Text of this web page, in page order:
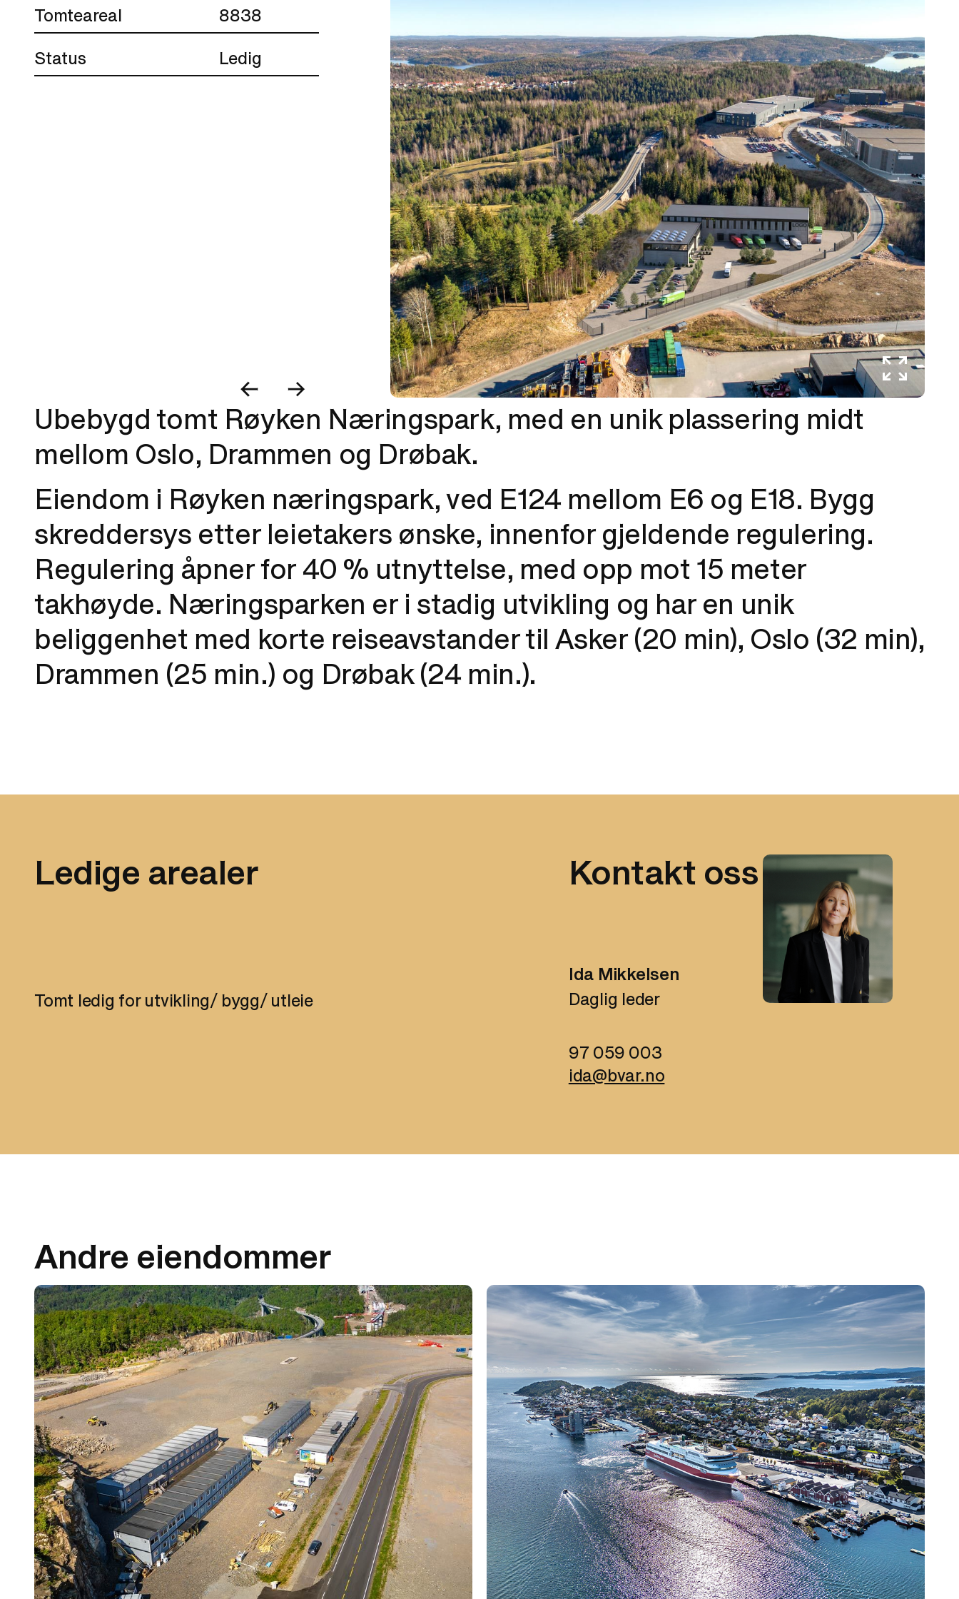
Tomteareal
8838
Status
Ledig
Ubebygd tomt Røyken Næringspark, med en unik plassering midt
mellom Oslo, Drammen og Drøbak.
Eiendom i Røyken næringspark, ved E124 mellom E6 og E18. Bygg
skreddersys etter leietakers ønske, innenfor gjeldende regulering.
Regulering åpner for 40 % utnyttelse, med opp mot 15 meter
takhøyde. Næringsparken er i stadig utvikling og har en unik
beliggenhet med korte reiseavstander til Asker (20 min), Oslo (32 min),
Drammen (25 min.) og Drøbak (24 min.).
Ledige arealer
Tomt ledig for utvikling/ bygg/ utleie
Kontakt oss
Ida Mikkelsen
Daglig leder
97 059 003
ida@bvar.no
Andre eiendommer